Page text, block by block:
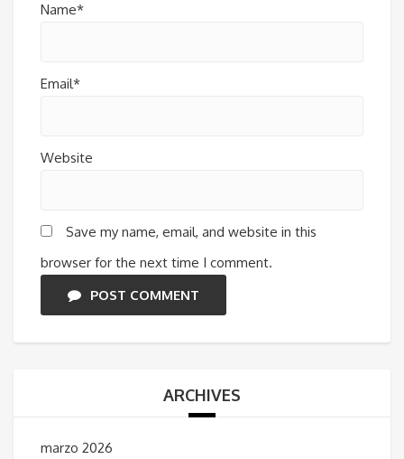
Name*
Email*
Website
Save my name, email, and website in this
browser for the next time I comment.
POST COMMENT
ARCHIVES
marzo 2026